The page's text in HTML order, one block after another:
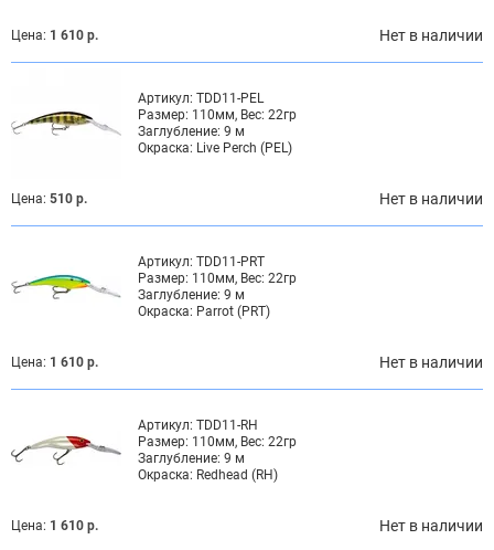
Цена: 1 610 р. Нет в наличии
Артикул: TDD11-PEL
Размер: 110мм, Вес: 22гр
Заглубление: 9 м
Окраска: Live Perch (PEL)
Цена: 510 р. Нет в наличии
Артикул: TDD11-PRT
Размер: 110мм, Вес: 22гр
Заглубление: 9 м
Окраска: Parrot (PRT)
Цена: 1 610 р. Нет в наличии
Артикул: TDD11-RH
Размер: 110мм, Вес: 22гр
Заглубление: 9 м
Окраска: Redhead (RH)
Цена: 1 610 р. Нет в наличии